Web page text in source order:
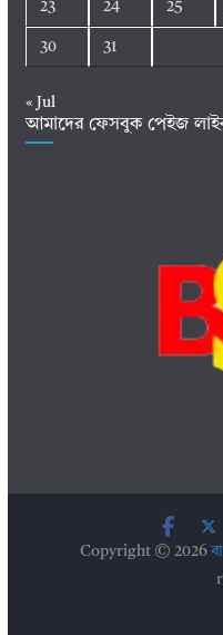
23 24 25
30 31
« Jul
আমাদের ফেসবুক পেইজ
Copyright © 2026